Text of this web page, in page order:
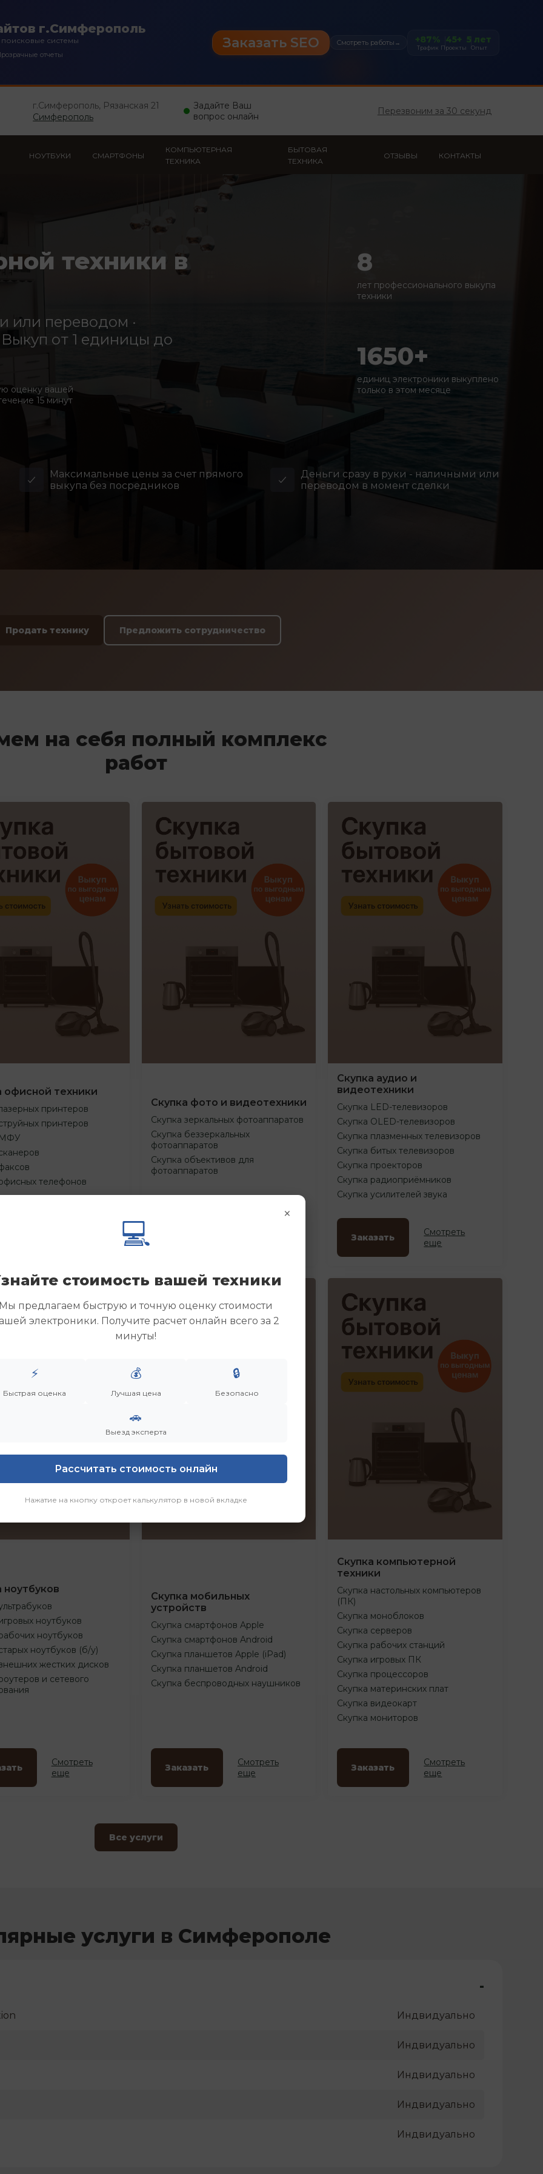
г.Симферополь
системы
отчеты
Заказать SEO Смотреть работы → +87%
Трафик
45+
Проекты
5 лет
Опыт
г.Симферополь, Рязанская 21
Симферополь
Задайте Ваш
вопрос онлайн
Перезвоним за 30 секунд
НОУТБУКИ СМАРТФОНЫ
КОМПЬЮТЕРНАЯ
ТЕХНИКА
БЫТОВАЯ
ТЕХНИКА
ОТЗЫВЫ КОНТАКТЫ
техники в
или переводом ·
от 1 единицы до
оценку вашей
15 минут
8
лет профессионального выкупа
техники
1650+
единиц электроники выкуплено
только в этом месяце
Максимальные цены за счет прямого
выкупа без посредников
Деньги сразу в руки - наличными или
переводом в момент сделки
Продать технику Предложить сотрудничество
на себя полный комплекс
работ
офисной техники
принтеров
принтеров
МФУ
телефонов
Скупка фото и видеотехники
Скупка зеркальных фотоаппаратов
Скупка беззеркальных
фотоаппаратов
Скупка объективов для
фотоаппаратов
Скупка аудио и
видеотехники
Скупка LED-телевизоров
Скупка OLED-телевизоров
Скупка плазменных телевизоров
Скупка битых телевизоров
Скупка проекторов
Скупка радиоприёмников
Скупка усилителей звука
Заказать
Смотреть
еще
ноутбуков
ноутбуков
ноутбуков
ноутбуков (б/у)
жестких дисков
и сетевого
Смотреть
еще
Скупка мобильных
устройств
Скупка смартфонов Apple
Скупка смартфонов Android
Скупка планшетов Apple (iPad)
Скупка планшетов Android
Скупка беспроводных наушников
Заказать
Смотреть
еще
Скупка компьютерной
техники
Скупка настольных компьютеров
(ПК)
Скупка моноблоков
Скупка серверов
Скупка рабочих станций
Скупка игровых ПК
Скупка процессоров
Скупка материнских плат
Скупка видеокарт
Скупка мониторов
Заказать
Смотреть
еще
Все услуги
услуги в Симферополе
-
Индвидуально
Индвидуально
Индвидуально
Индвидуально
Индвидуально
×
💻
стоимость вашей техники
предлагаем быструю и точную оценку стоимости
электроники. Получите расчет онлайн всего за 2
минуты!
⚡
Быстрая оценка
💰
Лучшая цена
🔒
Безопасно
🚗
Выезд эксперта
Рассчитать стоимость онлайн
Нажатие на кнопку откроет калькулятор в новой вкладке